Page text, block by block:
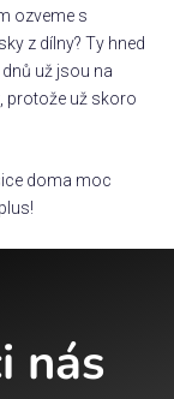
ozveme s
z dílny? Ty hned
už jsou na
protože už skoro
doma moc
nás